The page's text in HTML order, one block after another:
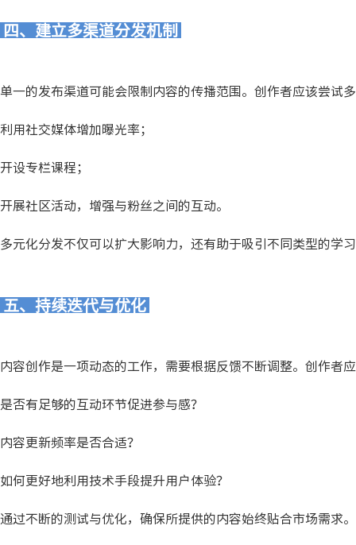
四、建立多渠道分发机制
单一的发布渠道可能会限制内容的传播范围。创作者应该尝试
利用社交媒体增加曝光率；
开设专栏课程；
开展社区活动，增强与粉丝之间的互动。
多元化分发不仅可以扩大影响力，还有助于吸引不同类型的学
五、持续迭代与优化
内容创作是一项动态的工作，需要根据反馈不断调整。创作者
是否有足够的互动环节促进参与感？
内容更新频率是否合适？
如何更好地利用技术手段提升用户体验？
通过不断的测试与优化，确保所提供的内容始终贴合市场需求。